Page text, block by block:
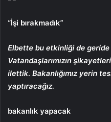
“İşi bırakmadık”
Elbette bu etkinliği de geride
Vatandaşlarımızın
ilettik. Bakanlığımız yerin
yaptıracağız.
bakanlık yapacak